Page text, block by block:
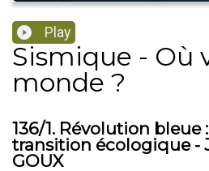
Play
Sismique - Où
monde ?
136/1. Révolution bleue
transition écologique -
GOUX